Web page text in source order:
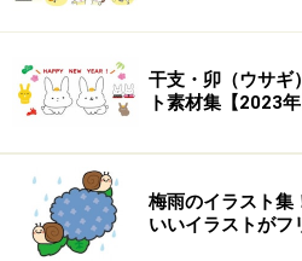
A Trial Product's 素材
ドット絵ミニアイコン中心の
干支・卯（ウサギ
ト素材集【2023年
梅雨のイラスト集
いいイラストがフ